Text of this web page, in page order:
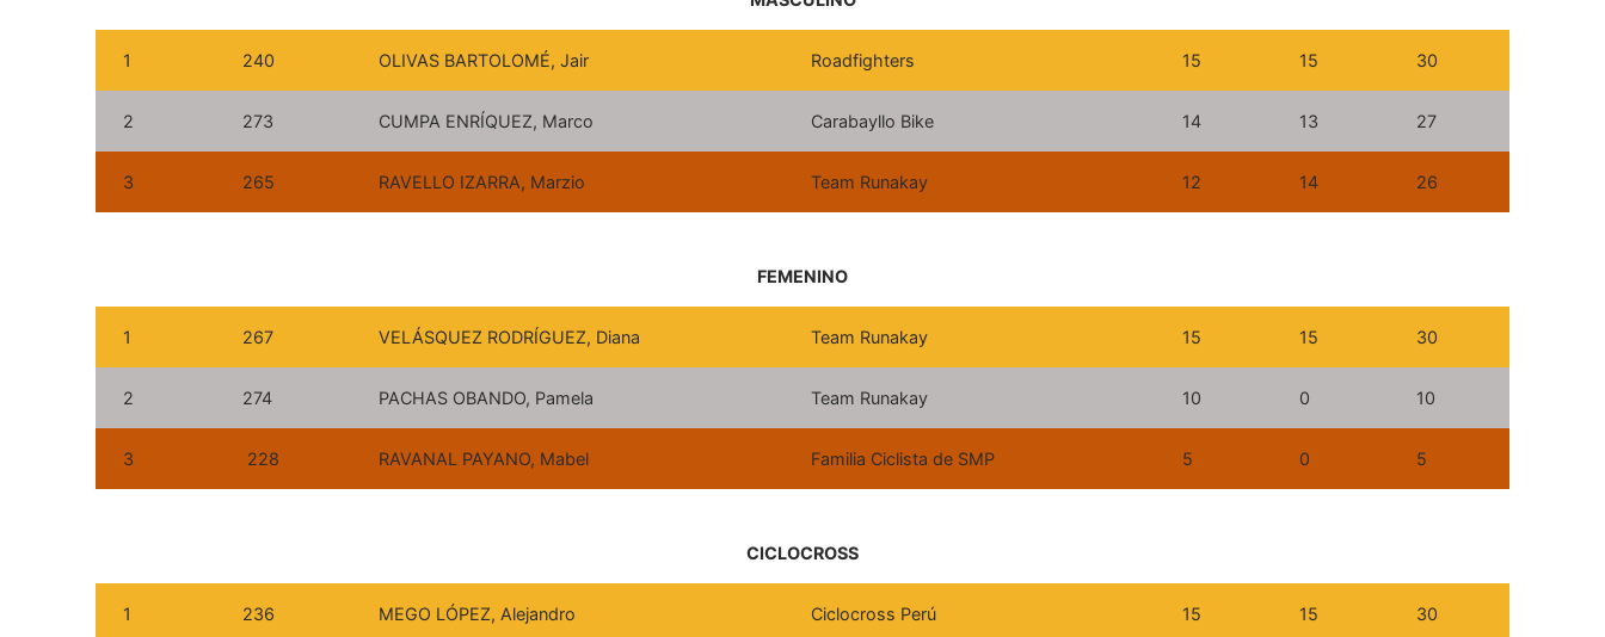
1 240 OLIVAS BARTOLOMÉ, Jair Roadfighters 15 15 30
2 273 CUMPA ENRÍQUEZ, Marco Carabayllo Bike 14 13 27
3 265 RAVELLO IZARRA, Marzio Team Runakay 12 14 26
FEMENINO
1 267 VELÁSQUEZ RODRÍGUEZ, Diana Team Runakay 15 15 30
2 274 PACHAS OBANDO, Pamela Team Runakay 10 0 10
3 228 RAVANAL PAYANO, Mabel Familia Ciclista de SMP 5 0 5
CICLOCROSS
1 236 MEGO LÓPEZ, Alejandro Ciclocross Perú 15 15 30